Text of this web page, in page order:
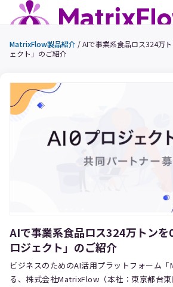
MatrixFlow製品紹介 /AIで事業系食品ロス324万
ェクト」のご紹介
AIで事業系食品ロス324万トンを
ロジェクト」のご紹介
ビジネスのためのAI活用プラットフォーム
る、株式会社MatrixFlow（本社：東京都台